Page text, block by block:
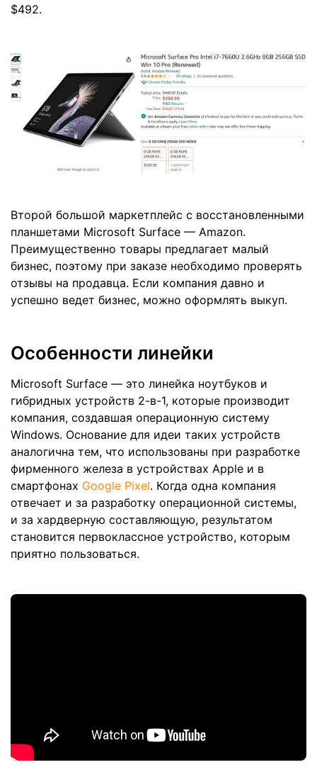
$492.
Второй большой маркетплейс с восстановленными
планшетами Microsoft Surface — Amazon.
Преимущественно товары предлагает малый
бизнес, поэтому при заказе необходимо проверять
отзывы на продавца. Если компания давно и
успешно ведет бизнес, можно оформлять выкуп.
Особенности линейки
Microsoft Surface — это линейка ноутбуков и
гибридных устройств 2-в-1, которые производит
компания, создавшая операционную систему
Windows. Основание для идеи таких устройств
аналогична тем, что использованы при разработке
фирменного железа в устройствах Apple и в
смартфонах Google Pixel. Когда одна компания
отвечает и за разработку операционной системы,
и за хардверную составляющую, результатом
становится первоклассное устройство, которым
приятно пользоваться.